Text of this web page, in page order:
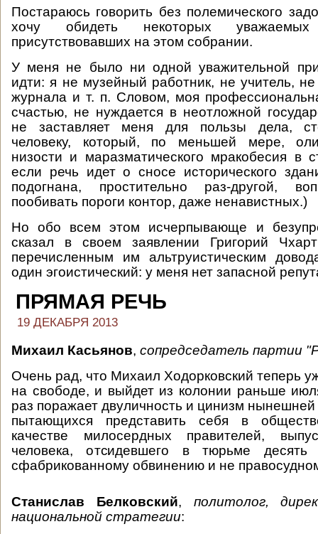
Постараюсь говорить без полемического
хочу обидеть некоторых
присутствовавших на этом собрании.
У меня не было ни одной уважительной
идти: я не музейный работник, не учитель,
журнала и т. п. Словом, моя
счастью, не нуждается в неотложной
не заставляет меня для пользы дела,
человеку, который, по меньшей мере,
низости и маразматического мракобесия в
если речь идет о сносе исторического
подогнана, простительно раз-другой,
пообивать пороги контор, даже ненавистных.)
Но обо всем этом исчерпывающе и
сказал в своем заявлении Григорий
перечисленным им альтруистическим
один эгоистический: у меня нет запасной
ПРЯМАЯ РЕЧЬ
19 ДЕКАБРЯ 2013
Михаил Касьянов, сопредседатель партии
Очень рад, что Михаил Ходорковский теперь
на свободе, и выйдет из колонии раньше
раз поражает двуличность и цинизм нынешней
пытающихся представить себя в
качестве милосердных правителей,
человека, отсидевшего в тюрьме
сфабрикованному обвинению и не
Станислав Белковский, политолог,
национальной стратегии: